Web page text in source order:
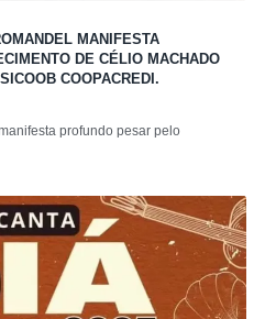
MANIFESTA
DE CÉLIO MACHADO
COOPACREDI.
profundo pesar pelo